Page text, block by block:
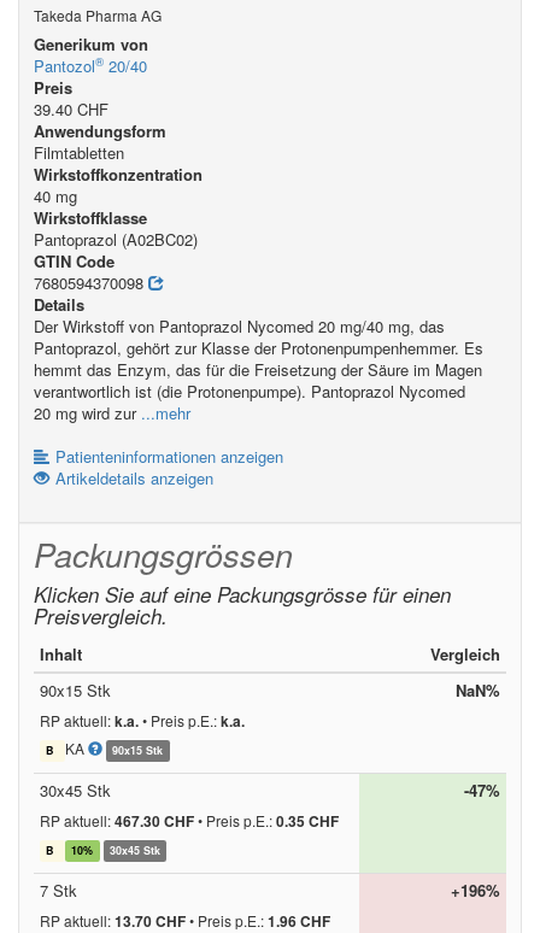
Takeda Pharma AG
Generikum von
Pantozol® 20/40
Preis
39.40 CHF
Anwendungsform
Filmtabletten
Wirkstoffkonzentration
40 mg
Wirkstoffklasse
Pantoprazol (A02BC02)
GTIN Code
7680594370098
Details
Der Wirkstoff von Pantoprazol Nycomed 20 mg/40 mg, das
Pantoprazol, gehört zur Klasse der Protonenpumpenhemmer. Es
hemmt das Enzym, das für die Freisetzung der Säure im Magen
verantwortlich ist (die Protonenpumpe). Pantoprazol Nycomed
20 mg wird zur ...mehr
Patienteninformationen anzeigen
Artikeldetails anzeigen
Packungsgrössen
Klicken Sie auf eine Packungsgrösse für einen
Preisvergleich.
Inhalt
Vergleich
90x15 Stk
RP aktuell:k.a.• Preis p.E.:k.a.
B KA 90x15 Stk
NaN%
30x45 Stk
RP aktuell:467.30 CHF• Preis p.E.:0.35 CHF
B 10% 30x45 Stk
-47%
7 Stk
RP aktuell:13.70 CHF• Preis p.E.:1.96 CHF
+196%